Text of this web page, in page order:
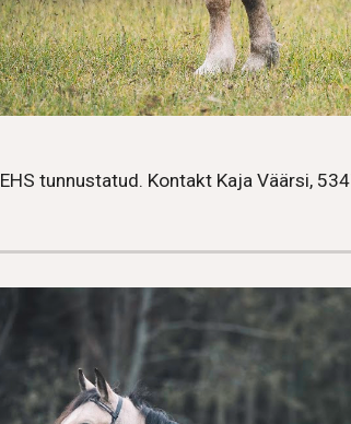
EHS tunnustatud. Kontakt Kaja Väärsi,